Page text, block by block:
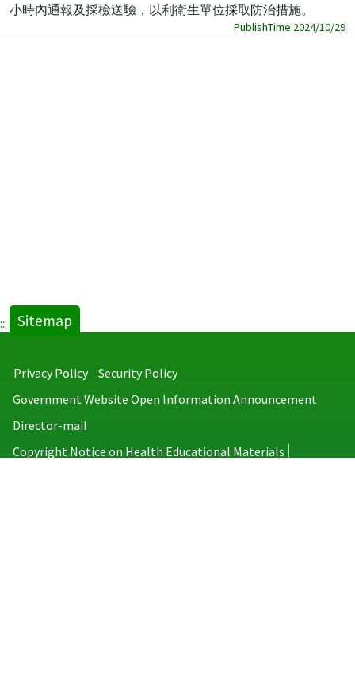
小時內通報及採檢送驗，以利衛生單位採取防治措施。
PublishTime 2024/10/29
::: Sitemap
Privacy Policy
Security Policy
Government Website Open Information Announcement
Director-mail
Copyright Notice on Health Educational Materials